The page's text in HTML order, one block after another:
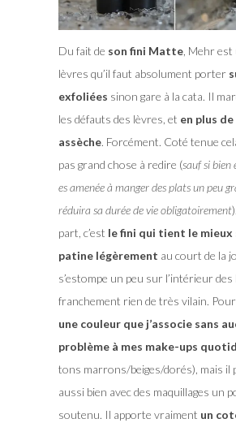
Du fait de son fini Matte, Mehr est
lèvres qu’il faut absolument porter
exfoliées sinon gare à la cata. Il
les défauts des lèvres, et en plus de
assèche. Forcément. Coté tenue
pas grand chose à redire (sauf si bien
es amenée à manger des plats un peu
réduira sa durée de vie obligatoirement
part, c’est le fini qui tient le mieux
patine légèrement au court de la
s’estompe un peu sur l’intérieur
franchement rien de très vilain. Pour
une couleur que j’associe sans
problème à mes make-ups
tons marrons/beiges/dorés), mais il
aussi bien avec des maquillages un
soutenu. Il apporte vraiment un